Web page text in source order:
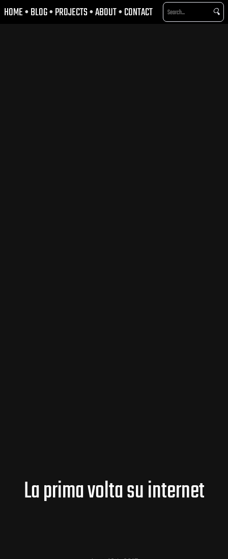
HOME • BLOG• PROJECTS•ABOUT• CONTACT 🔍
La prima volta su internet